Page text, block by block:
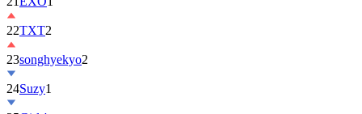
23songhyekyo
24Suzy1
25Girls'
Generation